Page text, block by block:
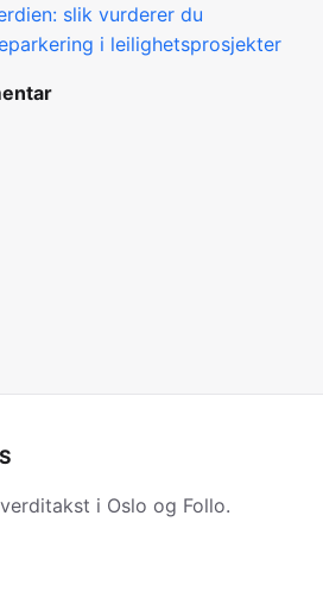
slik vurderer du
i leilighetsprosjekter
i Oslo og Follo.